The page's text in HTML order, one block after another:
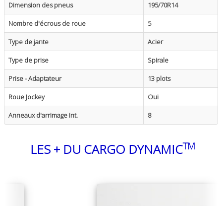
Dimension des pneus 195/70R14
Nombre d'écrous de roue 5
Type de jante Acier
Type de prise Spirale
Prise - Adaptateur 13 plots
Roue Jockey Oui
Anneaux d'arrimage int. 8
LES + DU CARGO DYNAMICTM